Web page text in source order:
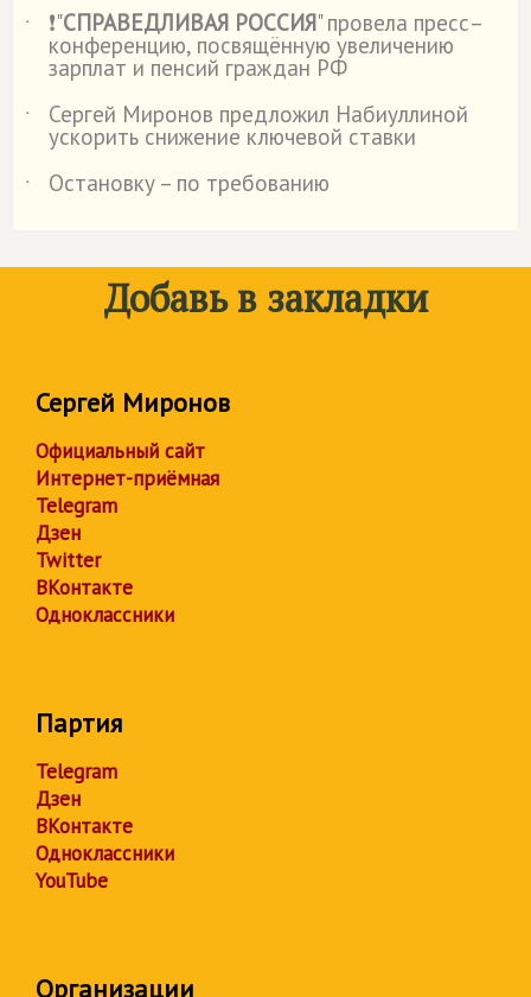
˙
❗"СПРАВЕДЛИВАЯ РОССИЯ" провела пресс–
конференцию, посвящённую увеличению
зарплат и пенсий граждан РФ
˙
Сергей Миронов предложил Набиуллиной
ускорить снижение ключевой ставки
˙
Остановку – по требованию
Добавь в закладки
Сергей Миронов
Официальный сайт
Интернет-приёмная
Telegram
Дзен
Twitter
ВКонтакте
Одноклассники
Партия
Telegram
Дзен
ВКонтакте
Одноклассники
YouTube
Организации